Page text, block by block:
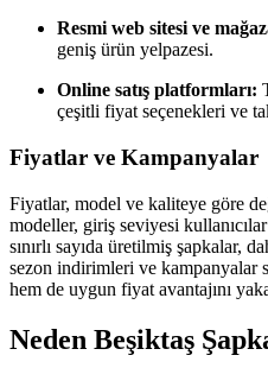
Resmi web sitesi ve
geniş ürün yelpazesi.
Online satış platformları:
çeşitli fiyat seçenekleri ve
Fiyatlar ve Kampanyalar
Fiyatlar, model ve kaliteye göre
modeller, giriş seviyesi
sınırlı sayıda üretilmiş şapkalar,
sezon indirimleri ve kampanyalar
hem de uygun fiyat avantajını
Neden Beşiktaş